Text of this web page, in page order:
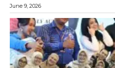
June 9, 2026